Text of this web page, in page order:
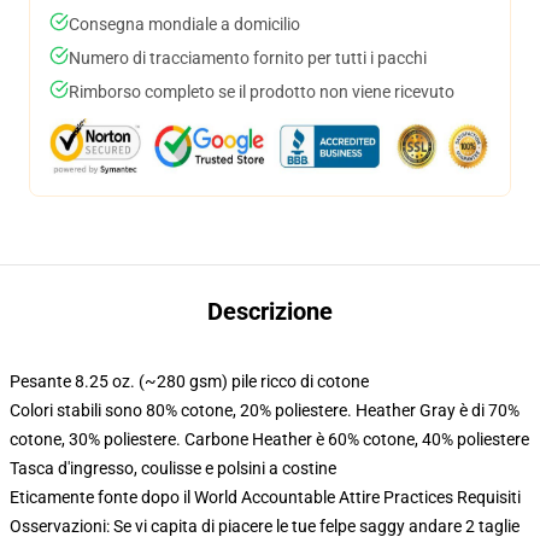
Consegna mondiale a domicilio
Numero di tracciamento fornito per tutti i pacchi
Rimborso completo se il prodotto non viene ricevuto
Descrizione
Pesante 8.25 oz. (~280 gsm) pile ricco di cotone
Colori stabili sono 80% cotone, 20% poliestere. Heather Gray è di 70%
cotone, 30% poliestere. Carbone Heather è 60% cotone, 40% poliestere
Tasca d'ingresso, coulisse e polsini a costine
Eticamente fonte dopo il World Accountable Attire Practices Requisiti
Osservazioni: Se vi capita di piacere le tue felpe saggy andare 2 taglie